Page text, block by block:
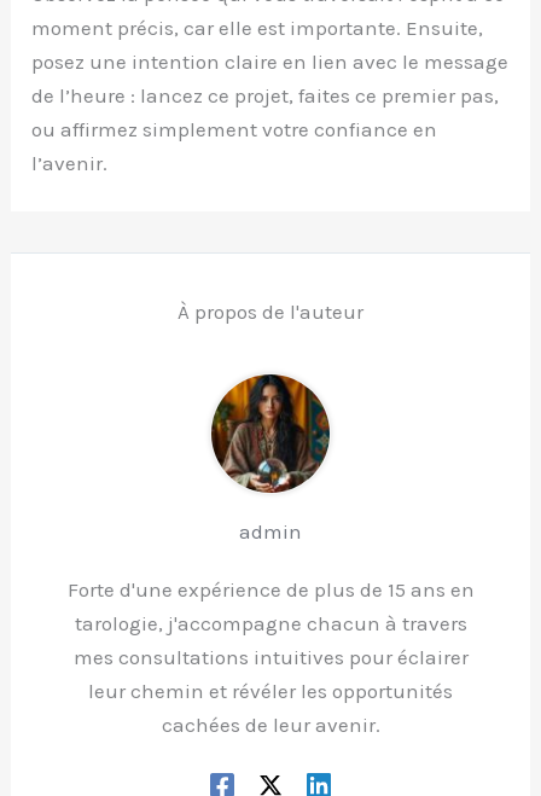
moment précis, car elle est importante. Ensuite,
posez une intention claire en lien avec le message
de l’heure : lancez ce projet, faites ce premier pas,
ou affirmez simplement votre confiance en
l’avenir.
À propos de l'auteur
admin
Forte d'une expérience de plus de 15 ans en
tarologie, j'accompagne chacun à travers
mes consultations intuitives pour éclairer
leur chemin et révéler les opportunités
cachées de leur avenir.